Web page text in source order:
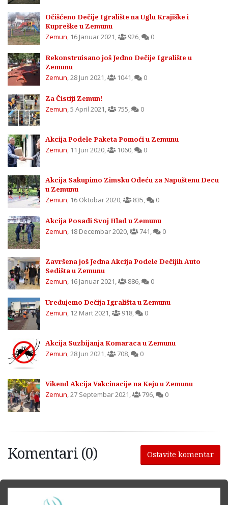
Očišćeno Dečije Igralište na Uglu Krajiške i
Kupreške u Zemunu
Zemun, 16 Januar 2021, 926, 0
Rekonstruisano još Jedno Dečije Igralište u
Zemunu
Zemun,28 Jun 2021, 1041, 0
Za Čistiji Zemun!
Zemun,5 April 2021, 755, 0
Akcija Podele Paketa Pomoći u Zemunu
Zemun, 11 Jun 2020, 1060, 0
Akcija Sakupimo Zimsku Odeću za Napuštenu Decu
u Zemunu
Zemun, 16 Oktobar 2020, 835, 0
Akcija Posadi Svoj Hlad u Zemunu
Zemun, 18 Decembar 2020, 741, 0
Završena još Jedna Akcija Podele Dečijih Auto
Sedišta u Zemunu
Zemun, 16 Januar 2021, 886, 0
Uređujemo Dečija Igrališta u Zemunu
Zemun, 12 Mart 2021, 918, 0
Akcija Suzbijanja Komaraca u Zemunu
Zemun,28 Jun 2021, 708, 0
Vikend Akcija Vakcinacije na Keju u Zemunu
Zemun,27 Septembar 2021, 796, 0
Komentari (0) Ostavite komentar